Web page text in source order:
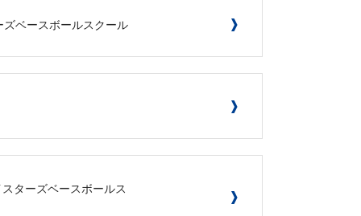
ベースボールスクール
ターズベースボールス